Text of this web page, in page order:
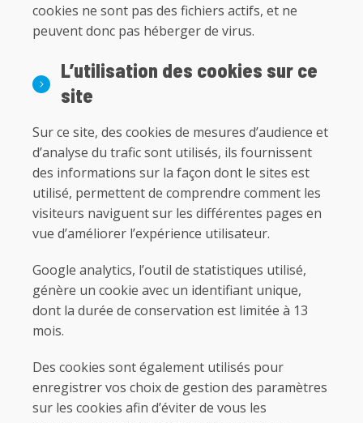
cookies ne sont pas des fichiers actifs, et ne
peuvent donc pas héberger de virus.
L’utilisation des cookies sur ce
site
Sur ce site, des cookies de mesures d’audience et
d’analyse du trafic sont utilisés, ils fournissent
des informations sur la façon dont le sites est
utilisé, permettent de comprendre comment les
visiteurs naviguent sur les différentes pages en
vue d’améliorer l’expérience utilisateur.
Google analytics, l’outil de statistiques utilisé,
génère un cookie avec un identifiant unique,
dont la durée de conservation est limitée à 13
mois.
Des cookies sont également utilisés pour
enregistrer vos choix de gestion des paramètres
sur les cookies afin d’éviter de vous les